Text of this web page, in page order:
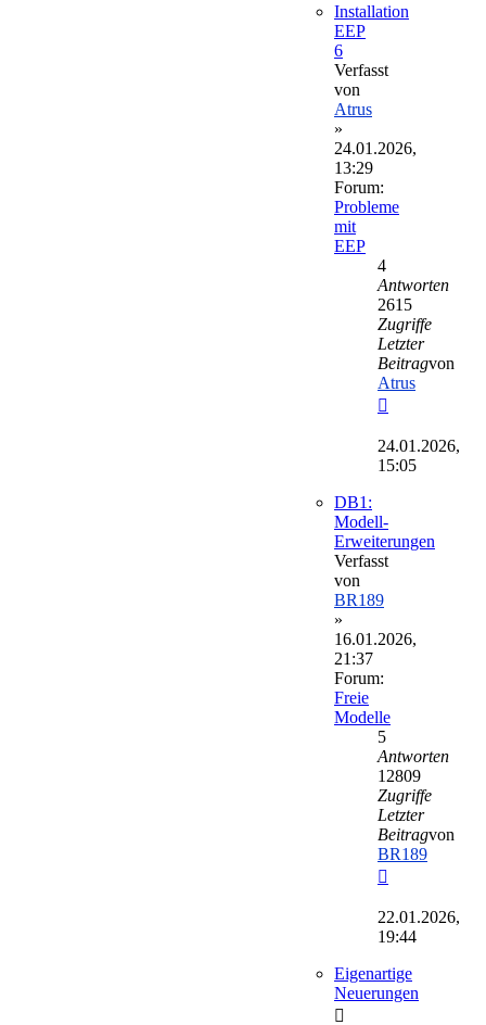
Installation
EEP
6
Verfasst
von
Atrus
»
24.01.2026,
13:29
Forum:
Probleme
mit
EEP
4
Antworten
2615
Zugriffe
Letzter
Beitragvon
Atrus
Beitrag
24.01.2026,
15:05
DB1:
Modell-
Erweiterungen
Verfasst
von
BR189
»
16.01.2026,
21:37
Forum:
Freie
Modelle
5
Antworten
12809
Zugriffe
Letzter
Beitragvon
BR189
Beitrag
22.01.2026,
19:44
Eigenartige
Neuerungen